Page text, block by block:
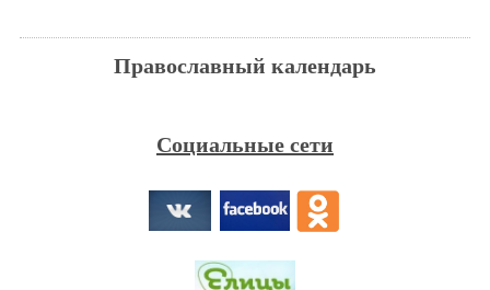
Православный календарь
Социальные сети